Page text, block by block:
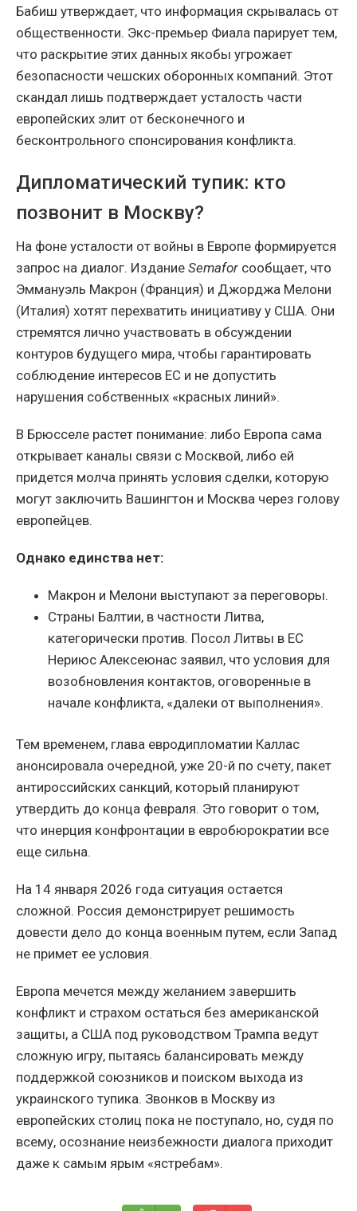
Бабиш утверждает, что информация скрывалась от
общественности. Экс-премьер Фиала парирует тем,
что раскрытие этих данных якобы угрожает
безопасности чешских оборонных компаний. Этот
скандал лишь подтверждает усталость части
европейских элит от бесконечного и
бесконтрольного спонсирования конфликта.
Дипломатический тупик: кто
позвонит в Москву?
На фоне усталости от войны в Европе формируется
запрос на диалог. Издание Semafor сообщает, что
Эммануэль Макрон (Франция) и Джорджа Мелони
(Италия) хотят перехватить инициативу у США. Они
стремятся лично участвовать в обсуждении
контуров будущего мира, чтобы гарантировать
соблюдение интересов ЕС и не допустить
нарушения собственных «красных линий».
В Брюсселе растет понимание: либо Европа сама
открывает каналы связи с Москвой, либо ей
придется молча принять условия сделки, которую
могут заключить Вашингтон и Москва через голову
европейцев.
Однако единства нет:
Макрон и Мелони выступают за переговоры.
Страны Балтии, в частности Литва,
категорически против. Посол Литвы в ЕС
Нериюс Алексеюнас заявил, что условия для
возобновления контактов, оговоренные в
начале конфликта, «далеки от выполнения».
Тем временем, глава евродипломатии Каллас
анонсировала очередной, уже 20-й по счету, пакет
антироссийских санкций, который планируют
утвердить до конца февраля. Это говорит о том,
что инерция конфронтации в евробюрократии все
еще сильна.
На 14 января 2026 года ситуация остается
сложной. Россия демонстрирует решимость
довести дело до конца военным путем, если Запад
не примет ее условия.
Европа мечется между желанием завершить
конфликт и страхом остаться без американской
защиты, а США под руководством Трампа ведут
сложную игру, пытаясь балансировать между
поддержкой союзников и поиском выхода из
украинского тупика. Звонков в Москву из
европейских столиц пока не поступало, но, судя по
всему, осознание неизбежности диалога приходит
даже к самым ярым «ястребам».